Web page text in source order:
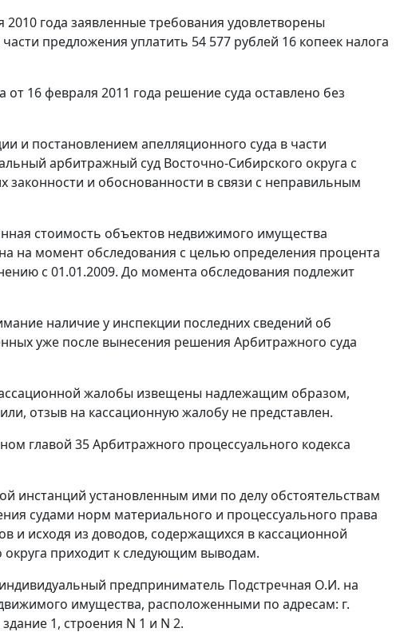
года заявленные требования удовлетворены
предложения уплатить 54 577 рублей 16 копеек налога
16 февраля 2011 года решение суда оставлено без
и постановлением апелляционного суда в части
арбитражный суд Восточно-Сибирского округа с
законности и обоснованности в связи с неправильным
стоимость объектов недвижимого имущества
на момент обследования с целью определения процента
с 01.01.2009. До момента обследования подлежит
наличие у инспекции последних сведений об
уже после вынесения решения Арбитражного суда
жалобы извещены надлежащим образом,
отзыв на кассационную жалобу не представлен.
главой 35Арбитражного процессуального кодекса
инстанций установленным ими по делу обстоятельствам
судами норм материального и процессуального права
и исходя из доводов, содержащихся в кассационной
приходит к следующим выводам.
предприниматель Подстречная О.И. на
имущества, расположенными по адресам: г.
1, строения N 1 и N 2.